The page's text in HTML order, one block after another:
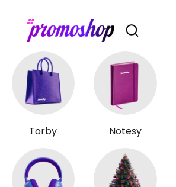
Otwórz
Torby Notesy